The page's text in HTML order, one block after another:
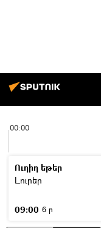
00:00
Ուղիղ եթեր
Լուրեր
09:00 6 ր